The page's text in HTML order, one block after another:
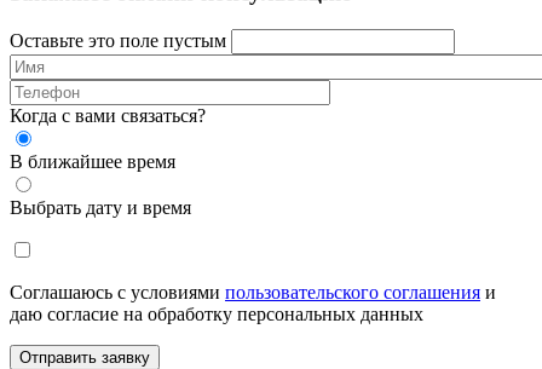
Оставьте это поле пустым
Когда с вами связаться?
В ближайшее время
Выбрать дату и время
Соглашаюсь с условиями пользовательского соглашения и
даю согласие на обработку персональных данных
Отправить заявку